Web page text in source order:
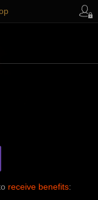
receive benefits: